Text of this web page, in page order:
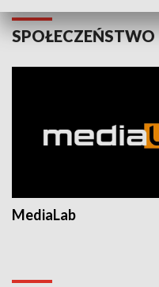
SPOŁECZEŃSTWO
MediaLab